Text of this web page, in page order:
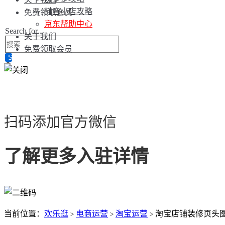
免费领取会员
Search for...
抖音小店攻略
京东帮助中心
关于我们
免费领取会员
扫码添加官方微信
了解更多入驻详情
当前位置： 欢乐逛 > 电商运营 > 淘宝运营 > 淘宝店铺装修页头